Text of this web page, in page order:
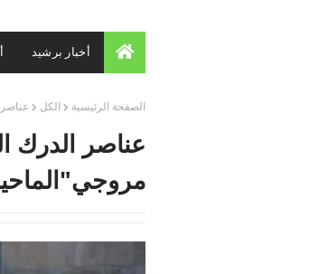
أخبار برشيد
الصفحة الرئيسية الكل عناصر
عناصر الدرك